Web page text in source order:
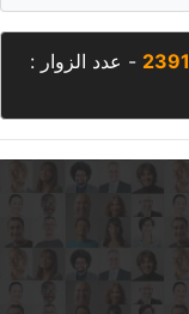
2391 - عدد الزوار :